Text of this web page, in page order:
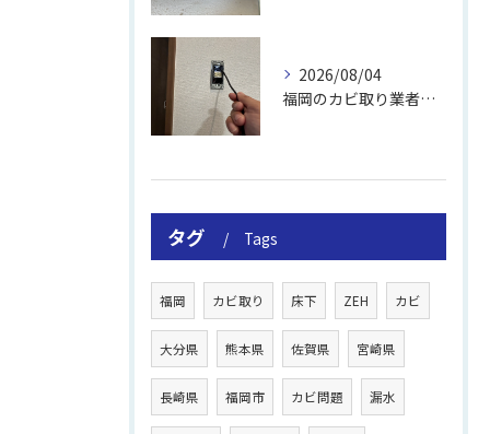
2026/08/04
福岡のカビ取り業者おすすめの選び方と費用
タグ Tags
福岡 カビ取り 床下 ZEH カビ
大分県 熊本県 佐賀県 宮崎県
長崎県 福岡市 カビ問題 漏水